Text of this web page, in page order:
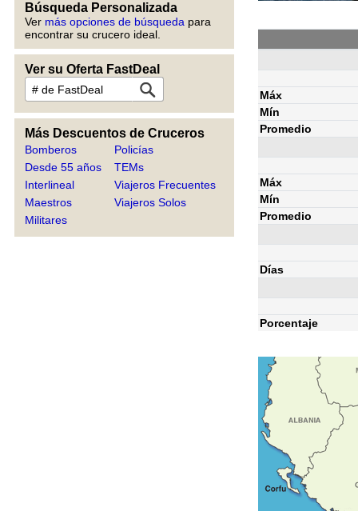
Búsqueda Personalizada
Ver más opciones de búsqueda para
encontrar su crucero ideal.
Ver su Oferta FastDeal
Más Descuentos de Cruceros
Bomberos
Desde 55 años
Interlineal
Maestros
Militares
Policías
TEMs
Viajeros Frecuentes
Viajeros Solos
Máx
Mín
Promedio
Máx
Mín
Promedio
Días
Porcentaje